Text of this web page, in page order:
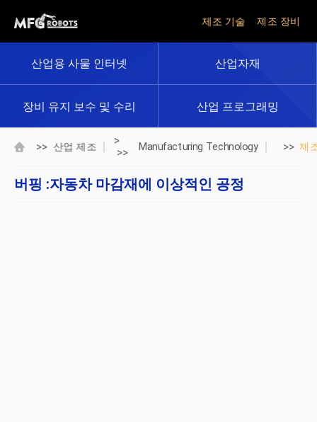
제조 기술 제조 장비
산업용 사물 인터넷 산업자재
장비 유지 보수 및 수리 산업 프로그래밍
>> 산업 제조
>
>>
Manufacturing Technology >> 제
버핑 :자동차 마감재에 이상적인 공정